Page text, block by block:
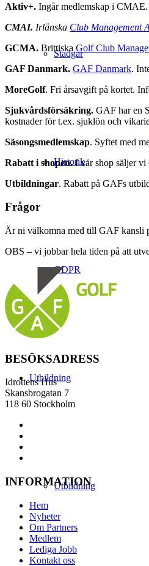
Stadgar
Historik
GDPR
Utbildning
Utbildning
Aktiv+. Ingår medlemskap i
CMAI. Irlänska Club Management
GCMA. Brittiska Golf Club
GAF Danmark. GAF Danmark.
MoreGolf. Fri årsavgift på kortet.
Sjukvårdsförsäkring. GAF har en
kostnader för t.ex. sjuklön och
Säsongsmedlemskap. Syftet med
Rabatt i shopen.I vår shop säljer vi
Utbildningar. Rabatt på GAFs
Frågor
Är ni välkomna med till GAF kansli
OBS – vi jobbar hela tiden på att
BESÖKSADRESS
Idrottens Hus
Skansbrogatan 7
118 60 Stockholm
INFORMATION
Hem
Nyheter
Om Partners
Medlem
Lediga Jobb
Kontakt oss